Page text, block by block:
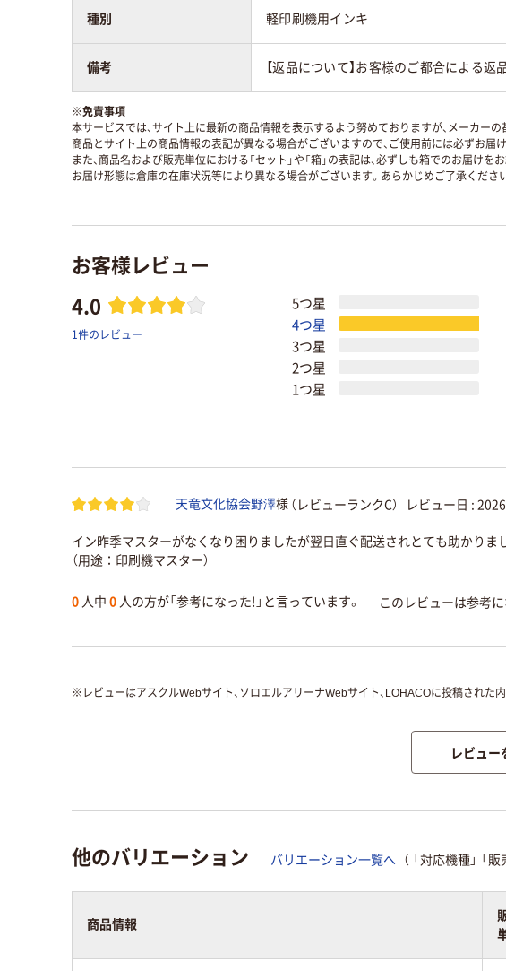
種別 軽印刷機用インキ
備考 【返品について】お客様のご都合による返
※免責事項
本サービスでは、サイト上に最新の商品情報を表示するよう努めておりますが、メーカーの
商品とサイト上の商品情報の表記が異なる場合がございますので、ご使用前には必ずお
また、商品名および販売単位における「セット」や「箱」の表記は、必ずしも箱でのお届けを
お届け形態は倉庫の在庫状況等により異なる場合がございます。あらかじめご了承ください
お客様レビュー
4.0
1件のレビュー
5つ星
4つ星
3つ星
2つ星
1つ星
天竜文化協会野澤様 （レビューランクC） レビュー日 :
イン昨季マスターがなくなり困りましたが翌日直ぐ配送されとても助かりま
（用途：印刷機マスター）
0 人中 0 人の方が「参考になった!」と言っています。 このレビューは参考
※ レビューはアスクルWebサイト、ソロエルアリーナWebサイト、LOHACOに投稿された内
レビュー
他のバリエーション バリエーション一覧へ （ 「対応機種」 「
商品情報